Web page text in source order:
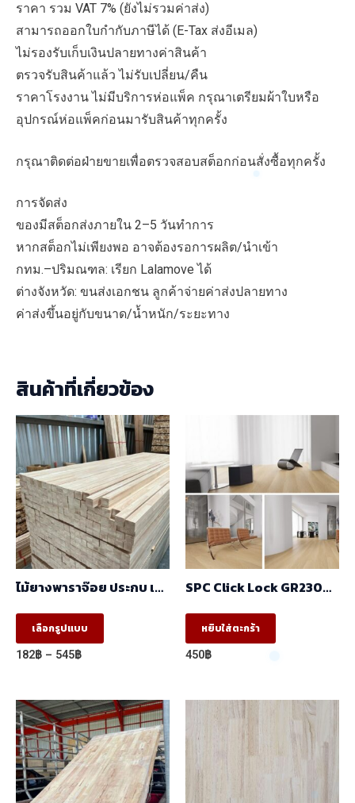
ราคา รวม VAT 7% (ยังไม่รวมค่าส่ง)
สามารถออกใบกำกับภาษีได้ (E-Tax ส่งอีเมล)
ไม่รองรับเก็บเงินปลายทางค่าสินค้า
ตรวจรับสินค้าแล้ว ไม่รับเปลี่ยน/คืน
ราคาโรงงาน ไม่มีบริการห่อแพ็ค กรุณาเตรียมผ้าใบหรือ
อุปกรณ์ห่อแพ็คก่อนมารับสินค้าทุกครั้ง
กรุณาติดต่อฝ่ายขายเพื่อตรวจสอบสต็อกก่อนสั่งซื้อทุกครั้ง
การจัดส่ง
ของมีสต็อกส่งภายใน 2–5 วันทำการ
หากสต็อกไม่เพียงพอ อาจต้องรอการผลิต/นำเข้า
กทม.–ปริมณฑล: เรียก Lalamove ได้
ต่างจังหวัด: ขนส่งเอกชน ลูกค้าจ่ายค่าส่งปลายทาง
ค่าส่งขึ้นอยู่กับขนาด/น้ำหนัก/ระยะทาง
สินค้าที่เกี่ยวข้อง
ไม้ยางพาราจ๊อย ประกบ เสา
เลือกรูปแบบ
This
product
variants.
The
options
may
be
182฿ – 545฿Price
through
545฿
SPC Click Lock GR23002
หยิบใส่ตะกร้า
450฿